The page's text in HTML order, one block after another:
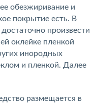
обезжиривание и
покрытие есть. В
произвести
оклейке пленкой
инородных
и пленкой. Далее
размещается в